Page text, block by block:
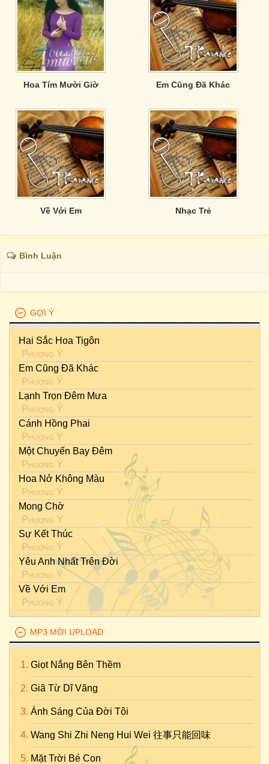
Hoa Tím Mười Giờ Em Cũng Đã Khác
Về Với Em Nhạc Trẻ
Bình Luận
GỢI Ý
Hai Sắc Hoa Tigôn
Phương Ý
Em Cũng Đã Khác
Phương Ý
Lạnh Trọn Đêm Mưa
Phương Ý
Cánh Hồng Phai
Phương Ý
Một Chuyến Bay Đêm
Phương Ý
Hoa Nở Không Màu
Phương Ý
Mong Chờ
Phương Ý
Sự Kết Thúc
Phương Ý
Yêu Anh Nhất Trên Đời
Phương Ý
Về Với Em
Phương Ý
MP3 MỚI UPLOAD
Giọt Nắng Bên Thềm
Giã Từ Dĩ Vãng
Ánh Sáng Của Đời Tôi
Wang Shi Zhi Neng Hui Wei 往事只能回味
Mặt Trời Bé Con